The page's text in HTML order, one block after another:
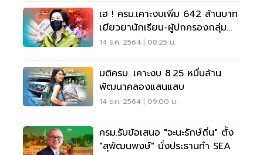
เฮ ! ครม.เคาะงบเพิ่ม 642 ล้านบาท
เยียวยานักเรียน-ผู้ปกครองกลุ่ม
ตกหล่น
14 ธ.ค. 2564 | 08:25 น.
มติครม. เคาะงบ 8.25 หมื่นล้าน
พัฒนาคลองแสนแสบ
14 ธ.ค. 2564 | 09:00 น.
ครม.รับข้อเสนอ "จะนะรักษ์ถิ่น" ตั้ง
"สุพัฒนพงษ์" นั่งประธานทำ SEA